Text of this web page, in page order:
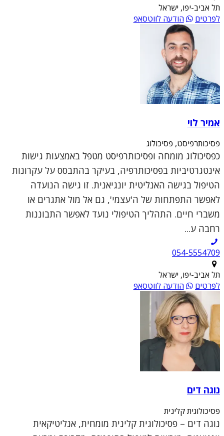
תל אביב-יפו, ישראל
לפרטים
הודעה לווטסאפ
אמיר לוי
פסיכותרפיסט, פסיכולוג
כפסיכולוג מומחה ופסיכותרפיסט מטפל באמצעות גישות
אינטגרטיביות בפסיכותרפיה, בעיקר בהתבסס על עקרונות
הטיפול בגישה האנליטית יונגיאנית. זו גישה הנועדה
לאפשר התפתחות של ה'עצמי', גם אל מול אתגרים או
משברי חיים. התהליך הטיפולי נועד לאפשר התבוננות
רחבה ע...
054-5554709
תל אביב-יפו, ישראל
לפרטים
הודעה לווטסאפ
נוגה דים
פסיכולוגית קלינית
נוגה דים – פסיכולוגית קלינית מומחית, אנליטיקאית